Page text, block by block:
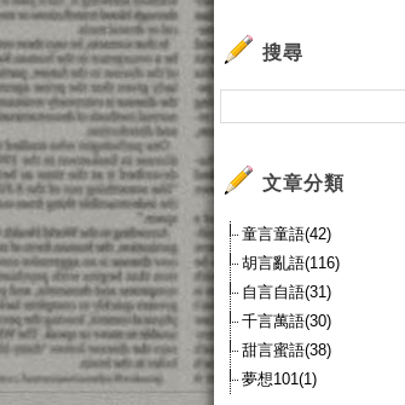
搜尋
文章分類
童言童語(42)
胡言亂語(116)
自言自語(31)
千言萬語(30)
甜言蜜語(38)
夢想101(1)